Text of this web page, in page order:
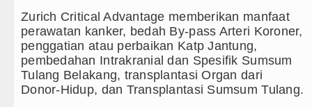
Zurich Critical Advantage memberikan manfaat
perawatan kanker, bedah By-pass Arteri Koroner,
penggatian atau perbaikan Katp Jantung,
pembedahan Intrakranial dan Spesifik Sumsum
Tulang Belakang, transplantasi Organ dari
Donor-Hidup, dan Transplantasi Sumsum Tulang.